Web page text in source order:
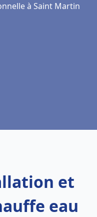
à Saint Martin
et
eau